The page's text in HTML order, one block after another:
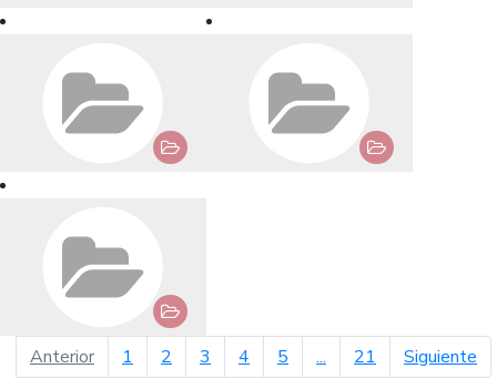
Anteriorpágina anterior
1 2 3 4 5 ... 21 Siguiente